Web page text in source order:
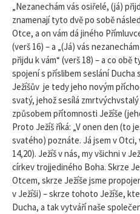
„Nezanechám vás osiřelé, (já)
znamenají tyto dvě po sobě
Otce, a on vám dá jiného
(verš 16) – a „(Já) vás
přijdu k vám“ (verš 18) – a co obě
spojení s příslibem seslání
Ježíšův je tedy jeho novým
svatý, jehož sesílá
způsobem přítomnosti Ježíše
Proto Ježíš říká: „V onen den (to
svatého) poznáte. Já jsem v Otci,
14,20). Ježíš v nás, my všichni v
církev trojjediného Boha. Skrze
Otcem, skrze Ježíše jsme
v Ježíši) – skrze tohoto Ježíše,
Ducha, a tak vytváří naše